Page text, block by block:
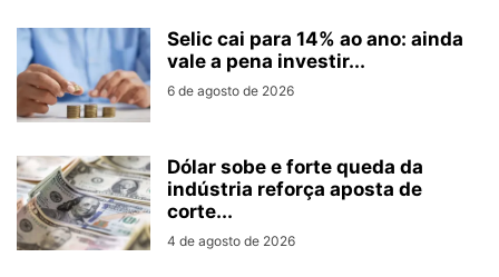
Selic cai para 14% ao ano: ainda
vale a pena investir...
6 de agosto de 2026
Dólar sobe e forte queda da
indústria reforça aposta de
corte...
4 de agosto de 2026